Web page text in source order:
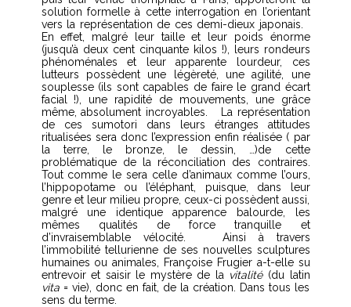
solution formelle à cette interrogation en l’orientant
vers la représentation de ces demi-dieux japonais.
En effet, malgré leur taille et leur poids énorme
(jusqu’à deux cent cinquante kilos !), leurs rondeurs
phénoménales et leur apparente lourdeur, ces
lutteurs possèdent une légèreté, une agilité, une
souplesse (ils sont capables de faire le grand écart
facial !), une rapidité de mouvements, une grâce
même, absolument incroyables.
La représentation
de ces sumotori dans leurs étranges attitudes
ritualisées sera donc l’expression enfin réalisée ( par
la terre, le bronze, le dessin, …)de cette
problématique de la réconciliation des contraires.
Tout comme le sera celle d’animaux comme l’ours,
l’hippopotame ou l’éléphant, puisque, dans leur
genre et leur milieu propre, ceux-ci possèdent aussi,
malgré une identique apparence balourde, les
mêmes qualités de force tranquille et
d’invraisemblable vélocité.
Ainsi à travers
l’immobilité tellurienne de ses nouvelles sculptures
humaines ou animales, Françoise Frugier a-t-elle su
entrevoir et saisir le mystère de la vitalité(du latin
vita= vie), donc en fait, de la création. Dans tous les
sens du terme.